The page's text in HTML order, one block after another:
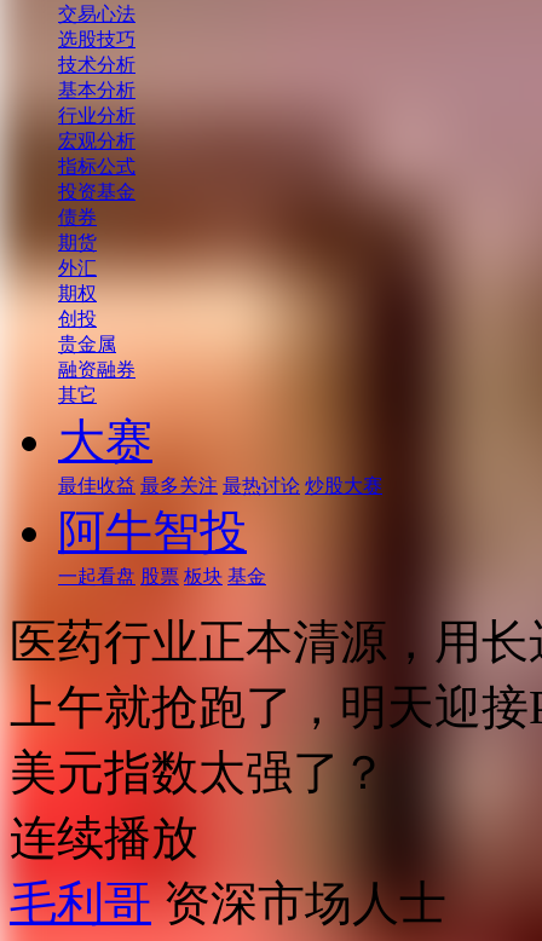
交易心法
选股技巧
技术分析
基本分析
行业分析
宏观分析
指标公式
投资基金
债券
期货
外汇
期权
创投
贵金属
融资融券
其它
大赛
最佳收益 最多关注 最热讨论 炒股大赛
阿牛智投
一起看盘 股票 板块 基金
医药行业正本清源，用
上午就抢跑了，明天迎
美元指数太强了？
连续播放
毛利哥 资深市场人士